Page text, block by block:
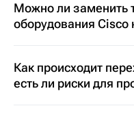
Можно ли заменить
оборудования Cisco
Как происходит
есть ли риски для